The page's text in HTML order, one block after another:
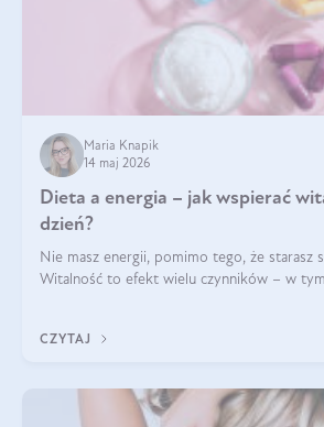
Maria Knapik
14 maj 2026
Dieta a energia – jak wspierać
dzień?
Nie masz energii, pomimo tego, że starasz
Witalność to efekt wielu czynników – w
CZYTAJ